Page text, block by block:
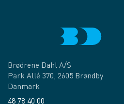
Brødrene Dahl A/S
Park Allé 370, 2605 Brøndby
Danmark
48 78 40 00